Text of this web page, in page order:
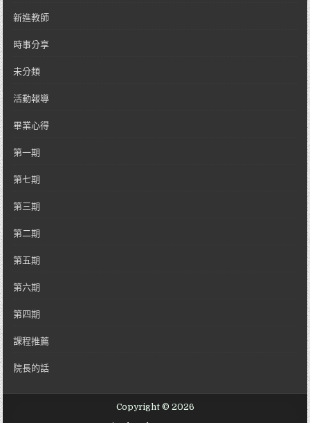
新進教師
時事分享
未分類
活動報導
畢業心得
第一期
第七期
第三期
第二期
第五期
第六期
第四期
課程推薦
院長的話
Copyright © 2026